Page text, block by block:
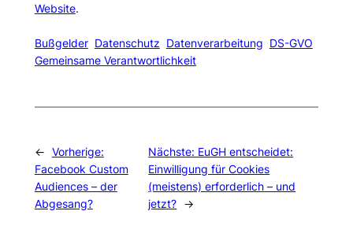
Website.
Bußgelder Datenschutz Datenverarbeitung DS-GVO
Gemeinsame Verantwortlichkeit
← Vorherige:
Facebook Custom
Audiences – der
Abgesang?
Nächste: EuGH entscheidet:
Einwilligung für Cookies
(meistens) erforderlich – und
jetzt? →